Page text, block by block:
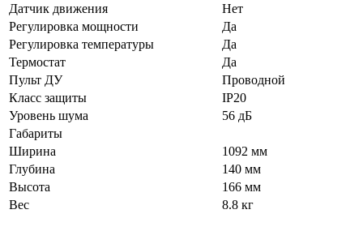
Датчик движения
Нет
Регулировка мощности
Да
Регулировка температуры
Да
Термостат
Да
Пульт ДУ
Проводной
Класс защиты
IP20
Уровень шума
56 дБ
Габариты
Ширина
1092 мм
Глубина
140 мм
Высота
166 мм
Вес
8.8 кг